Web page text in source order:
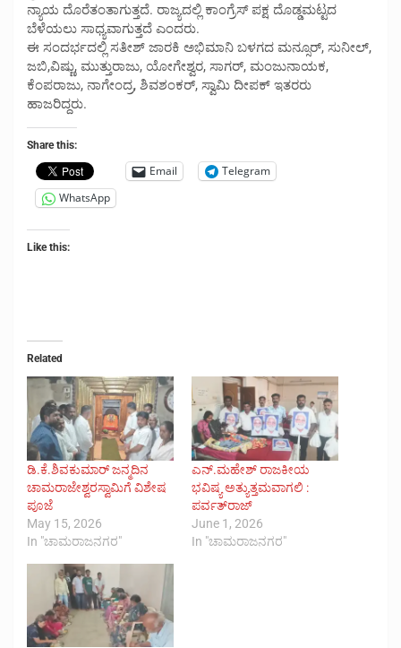
ನ್ಯಾಯ ದೊರೆತಂತಾಗುತ್ತದೆ. ರಾಜ್ಯದಲ್ಲಿ ಕಾಂಗ್ರೆಸ್ ಪಕ್ಷ ದೊಡ್ಡಮಟ್ಟದ
ಬೆಳೆಯಲು ಸಾಧ್ಯವಾಗುತ್ತದೆ ಎಂದರು.
ಈ ಸಂದರ್ಭದಲ್ಲಿ ಸತೀಶ್ ಜಾರಕಿ ಅಭಿಮಾನಿ ಬಳಗದ ಮನ್ಸೂರ್, ಸುನೀಲ್,
ಜಬಿ,ವಿಷ್ಣು, ಮುತ್ತುರಾಜು, ಯೋಗೇಶ್ವರ, ಸಾಗರ್, ಮಂಜುನಾಯಕ,
ಕೆಂಪರಾಜು, ನಾಗೇಂದ್ರ, ಶಿವಶಂಕ‌ರ್, ಸ್ವಾಮಿ ದೀಪಕ್ ಇತರರು
ಹಾಜರಿದ್ದರು.
Share this:
Email
Telegram
WhatsApp
Like this:
Related
ಡಿ.ಕೆ.ಶಿವಕುಮಾರ್ ಜನ್ಮದಿನ
ಚಾಮರಾಜೇಶ್ವರಸ್ವಾಮಿಗೆ ವಿಶೇಷ
ಪೂಜೆ
May 15, 2026
In "ಚಾಮರಾಜನಗರ"
ಎನ್.ಮಹೇಶ್ ರಾಜಕೀಯ
ಭವಿಷ್ಯ ಅತ್ಯುತ್ತಮವಾಗಲಿ :
ಪರ್ವತ್‌ರಾಜ್
June 1, 2026
In "ಚಾಮರಾಜನಗರ"